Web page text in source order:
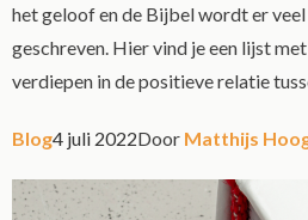
het geloof en de Bijbel wordt er veel
geschreven. Hier vind je een lijst
verdiepen in de positieve relatie
Blog4 juli 2022Door Matthijs